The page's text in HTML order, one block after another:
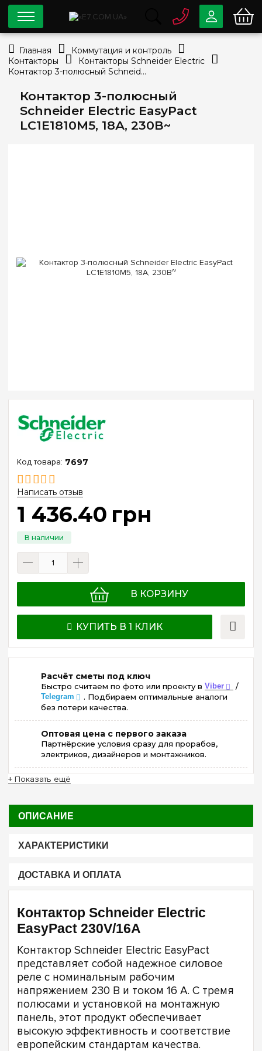
Контактор 3-полюсный
Schneider Electric EasyPact
LC1E1810M5, 18А, 230В~
7697
Написать отзыв
1 436.40 грн
В КОРЗИНУ
КУПИТЬ В 1 КЛИК
Расчёт сметы под ключ
Быстро считаем по фото или проекту в Viber /
Telegram
. Подбираем оптимальные аналоги
без потери качества.
Оптовая цена с первого заказа
Партнёрские условия сразу для прорабов,
электриков, дизайнеров и монтажников.
+ Показать ещё
ОПИСАНИЕ
ХАРАКТЕРИСТИКИ
ДОСТАВКА И ОПЛАТА
Контактор Schneider Electric
EasyPact 230V/16A
Контактор Schneider Electric EasyPact
представляет собой надежное силовое
реле с номинальным рабочим
напряжением 230 В и током 16 А. С тремя
полюсами и установкой на монтажную
панель, этот продукт обеспечивает
высокую эффективность и соответствие
европейским стандартам качества.
0 80033-63-07
info@e7.com.ua
Viber Telegram
Главная
Коммутация и контроль
Контакторы
Контакторы Schneider Electric
Контактор 3-полюсный Schneider Electric EasyPact LC1E1810M5, 18А, 230В~